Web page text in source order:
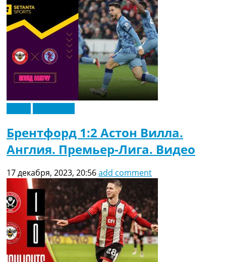
Брентфорд 1:2 Астон Вилла.
Англия. Премьер-Лига. Видео
17 декабря, 2023, 20:56add comment